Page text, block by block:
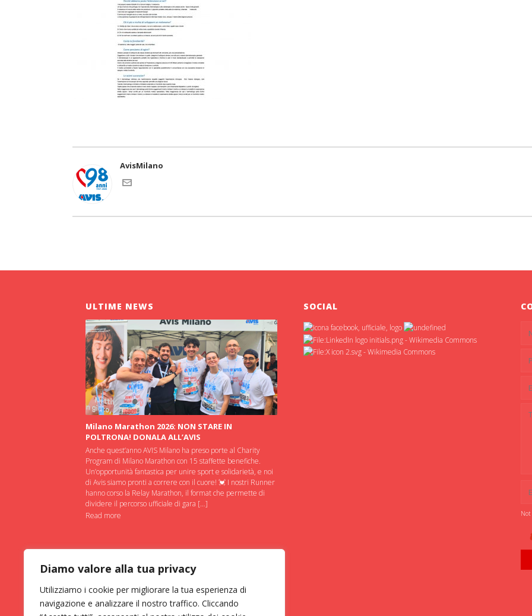
Diamo valore alla tua privacy
Utilizziamo i cookie per migliorare la tua esperienza di
navigazione e analizzare il nostro traffico. Cliccando
AvisMilano
ULTIME NEWS
Milano Marathon 2026: NON STARE IN
POLTRONA! DONALA ALL’AVIS
Anche quest’anno AVIS Milano ha preso porte al Charity
Program di Milano Marathon con 15 staffette benefiche.
Un’opportunità fantastica per unire sport e solidarietà, e noi
di Avis siamo pronti a correre con il cuore! 💓 I nostri Runner
hanno corso la Relay Marathon, il format che permette di
dividere il percorso ufficiale di gara […]
Read more
SOCIAL